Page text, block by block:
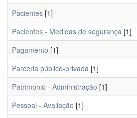
Pacientes [1]
Pacientes - Medidas de segurança [1]
Pagamento [1]
Parceria público-privada [1]
Patrimonio - Administração [1]
Pessoal - Avaliação [1]